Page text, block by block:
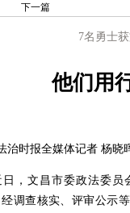
下一篇
7名勇士
他们用
时报全媒体记者 杨晓
文昌市委政法委员会
经调查核实、评审公示